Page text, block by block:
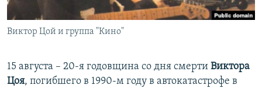
KARIKATURA
AZƏRBAYCAN ƏDƏBIYYATI KITABXANASI
İSLAM VƏ DEMOKRATIYA
PEŞƏ ETIKASI VƏ JURNALISTIKA STANDARTLARIMIZ
AZADLIQRADIOSU MOBIL TELEFONUNUZDA
BIZI IZLƏ
RFE/RL-in bütün saytları
Виктор Цой и группа "Кино"
15 августа – 20-я годовщина со дня смерти Виктора
Цоя, погибшего в 1990-м году в автокатастрофе в